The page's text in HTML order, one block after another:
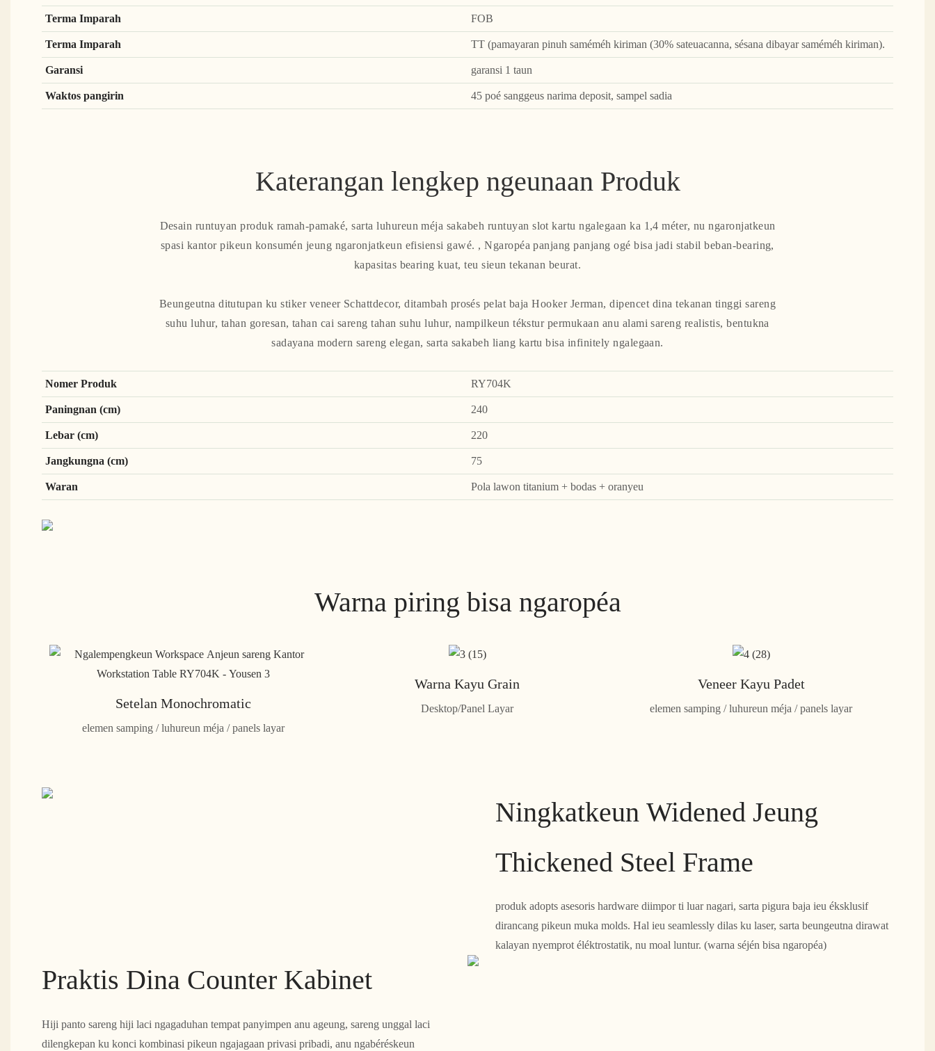
Terma Imparah
FOB
Terma Imparah
TT (pamayaran pinuh saméméh kiriman (30% sateuacanna, sésana dibayar saméméh kiriman).
Garansi
garansi 1 taun
Waktos pangirin
45 poé sanggeus narima deposit, sampel sadia
Katerangan lengkep ngeunaan Produk
Desain runtuyan produk ramah-pamaké, sarta luhureun méja sakabeh runtuyan slot kartu ngalegaan ka 1,4 méter, nu ngaronjatkeun
spasi kantor pikeun konsumén jeung ngaronjatkeun efisiensi gawé. , Ngaropéa panjang panjang ogé bisa jadi stabil beban-bearing,
kapasitas bearing kuat, teu sieun tekanan beurat.
Beungeutna ditutupan ku stiker veneer Schattdecor, ditambah prosés pelat baja Hooker Jerman, dipencet dina tekanan tinggi sareng
suhu luhur, tahan goresan, tahan cai sareng tahan suhu luhur, nampilkeun tékstur permukaan anu alami sareng realistis, bentukna
sadayana modern sareng elegan, sarta sakabeh liang kartu bisa infinitely ngalegaan.
Nomer Produk
RY704K
Paningnan (cm)
240
Lebar (cm)
220
Jangkungna (cm)
75
Waran
Pola lawon titanium + bodas + oranyeu
Warna piring bisa ngaropéa
Setelan Monochromatic
elemen samping / luhureun méja / panels layar
Warna Kayu Grain
Desktop/Panel Layar
Veneer Kayu Padet
elemen samping / luhureun méja / panels layar
Ningkatkeun Widened Jeung
Thickened Steel Frame
produk adopts asesoris hardware diimpor ti luar nagari, sarta pigura baja ieu éksklusif
dirancang pikeun muka molds. Hal ieu seamlessly dilas ku laser, sarta beungeutna dirawat
kalayan nyemprot éléktrostatik, nu moal luntur. (warna séjén bisa ngaropéa)
Praktis Dina Counter Kabinet
Hiji panto sareng hiji laci ngagaduhan tempat panyimpen anu ageung, sareng unggal laci
dilengkepan ku konci kombinasi pikeun ngajagaan privasi pribadi, anu ngabéréskeun